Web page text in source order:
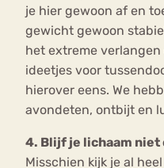
je hier gewoon af en
gewicht gewoon
het extreme
ideetjes voor
hierover eens. We
avondeten, ontbijt en
4. Blijf je lichaam
Misschien kijk je al